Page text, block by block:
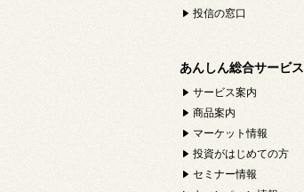
投信の窓口
あんしん総合サービス
サービス案内
商品案内
マーケット情報
投資がはじめての方
セミナー情報